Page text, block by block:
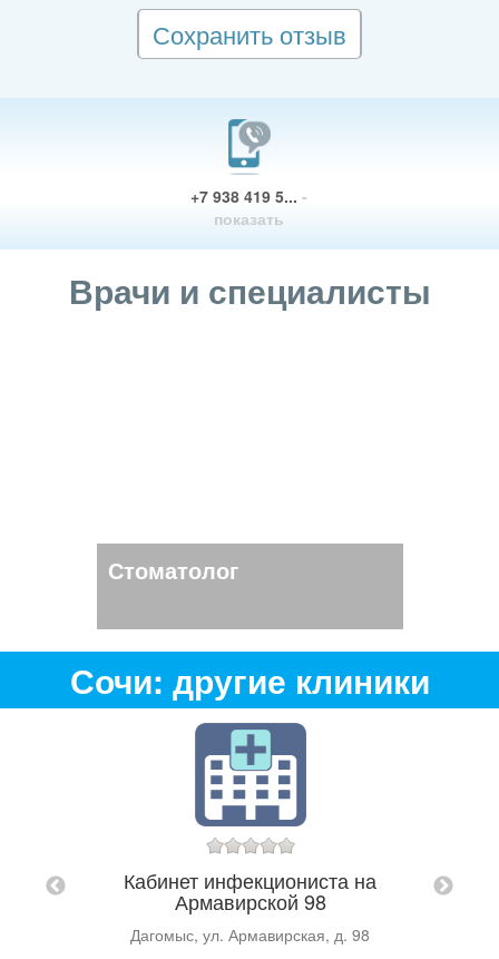
Сохранить отзыв
+7 938 419 5...-
показать
Врачи и специалисты
Стоматолог
Сочи: другие клиники
Кабинет инфекциониста на
Армавирской 98
Дагомыс, ул. Армавирская, д. 98